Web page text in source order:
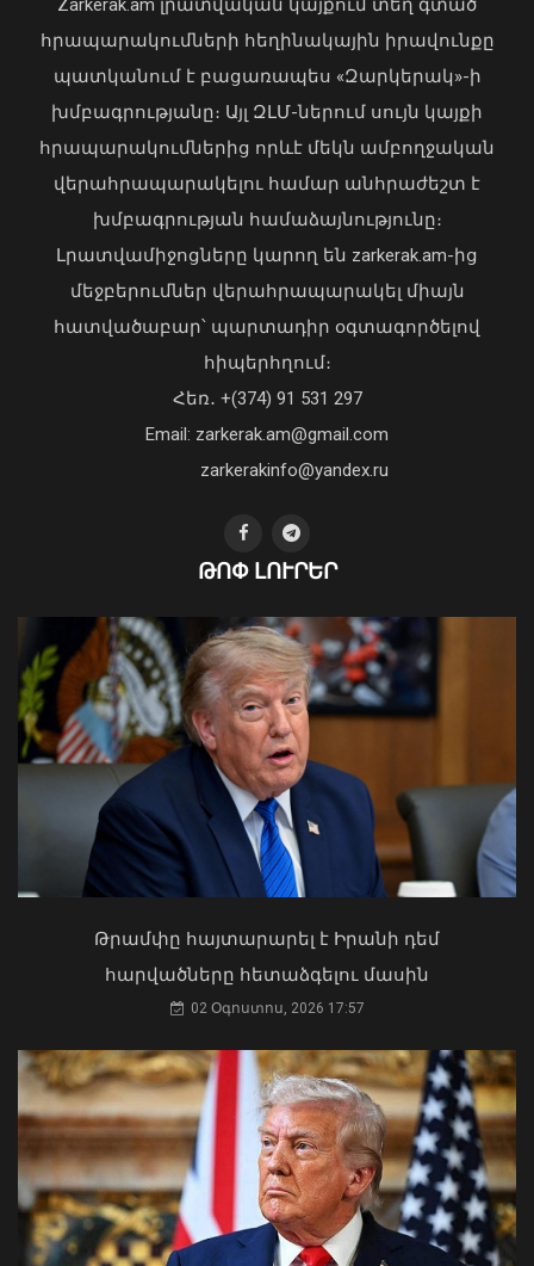
Օգոստոսի 16-ին «Երազ Այգի»-ում
կանցկացվի Ազգային տարազի
08 Օգոստոս, 2026 22:41
ՀՀ-ն և Ադրբեջանը ճանապարհ են
բացել կայուն և անդառնալի
խաղաղության համար. Հրվ.
Կովկասում ԵՄ հատուկ
ներկայացուցիչ
08 Օգոստոս, 2026 22:11
դեմ ծանր պայքարում»․ կյանքից
հեռացել է Արսեն Ասլանյանը
04 Օգոստոս, 2026 19:12
Կաթողիկոսը պետք է օրենքի առաջ
կանգնի, եթե հանցանք է գործել, կամ
արտաքին ազդեցության գործակալ
դարձել. աստվածաբան
07 Օգոստոս, 2026 17:03
Zarkerak.am լրատվական կայքում տեղ գտած
հրապարակումների հեղինակային իրավունքը
պատկանում է բացառապես «Զարկերակ»-ի
խմբագրությանը։ Այլ ԶԼՄ-ներում սույն կայքի
հրապարակումներից որևէ մեկն ամբողջական
վերահրապարակելու համար անհրաժեշտ է
խմբագրության համաձայնությունը։
Լրատվամիջոցները կարող են zarkerak.am-ից
մեջբերումներ վերահրապարակել միայն
հատվածաբար՝ պարտադիր օգտագործելով
հիպերհղում։
Հեռ․ +(374) 91 531 297
Email: zarkerak.am@gmail.com
zarkerakinfo@yandex.ru
ԹՈՓ ԼՈՒՐԵՐ
Թրամփը հայտարարել է Իրանի դեմ
հարվածները հետաձգելու մասին
02 Օգոստոս, 2026 17:57